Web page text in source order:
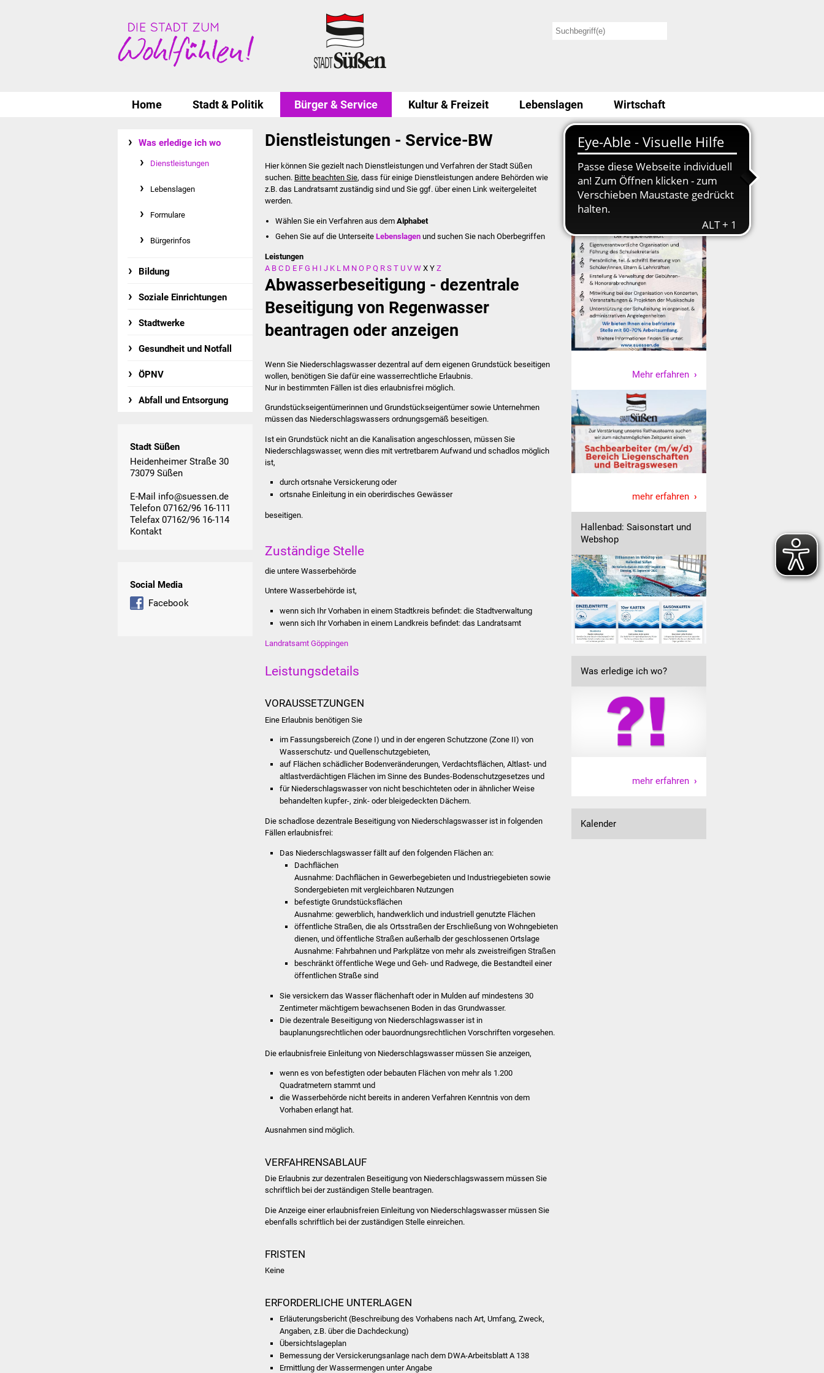
Home Stadt & Politik Bürger & Service Kultur & Freizeit Lebenslagen Wirtschaft
Was erledige ich wo
Dienstleistungen
Lebenslagen
Formulare
Bürgerinfos
Bildung
Soziale Einrichtungen
Stadtwerke
Gesundheit und Notfall
ÖPNV
Abfall und Entsorgung
Stadt Süßen
Heidenheimer Straße 30
73079 Süßen
E-Mail info@suessen.de
Telefon 07162/96 16-111
Telefax 07162/96 16-114
Kontakt
Social Media
Facebook
Dienstleistungen - Service-BW
Hier können Sie gezielt nach Dienstleistungen und Verfahren der Stadt Süßen
suchen. Bitte beachten Sie, dass für einige Dienstleistungen andere Behörden wie
z.B. das Landratsamt zuständig sind und Sie ggf. über einen Link weitergeleitet
werden.
Wählen Sie ein Verfahren aus dem Alphabet
Gehen Sie auf die UnterseiteLebenslagen und suchen Sie nach Oberbegriffen
Leistungen
A B C D E F G H I J K L M N O P Q R S T U V W X Y Z
Abwasserbeseitigung - dezentrale
Beseitigung von Regenwasser
beantragen oder anzeigen
Wenn Sie Niederschlagswasser dezentral auf dem eigenen Grundstück beseitigen
wollen, benötigen Sie dafür eine wasserrechtliche Erlaubnis.
Nur in bestimmten Fällen ist dies erlaubnisfrei möglich.
Grundstückseigentümerinnen und Grundstückseigentümer sowie Unternehmen
müssen das Niederschlagswassers ordnungsgemäß beseitigen.
Ist ein Grundstück nicht an die Kanalisation angeschlossen, müssen Sie
Niederschlagswasser, wenn dies mit vertretbarem Aufwand und schadlos möglich
ist,
durch ortsnahe Versickerung oder
ortsnahe Einleitung in ein oberirdisches Gewässer
beseitigen.
Zuständige Stelle
die untere Wasserbehörde
Untere Wasserbehörde ist,
wenn sich Ihr Vorhaben in einem Stadtkreis befindet: die Stadtverwaltung
wenn sich Ihr Vorhaben in einem Landkreis befindet: das Landratsamt
Landratsamt Göppingen
Leistungsdetails
VORAUSSETZUNGEN
Eine Erlaubnis benötigen Sie
im Fassungsbereich (Zone I) und in der engeren Schutzzone (Zone II) von
Wasserschutz- und Quellenschutzgebieten,
auf Flächen schädlicher Bodenveränderungen, Verdachtsflächen, Altlast- und
altlastverdächtigen Flächen im Sinne des Bundes-Bodenschutzgesetzes und
für Niederschlagswasser von nicht beschichteten oder in ähnlicher Weise
behandelten kupfer-, zink- oder bleigedeckten Dächern.
Die schadlose dezentrale Beseitigung von Niederschlagswasser ist in folgenden
Fällen erlaubnisfrei:
Das Niederschlagswasser fällt auf den folgenden Flächen an:
Dachflächen
Ausnahme: Dachflächen inGewerbegebieten und Industriegebieten sowie
Sondergebieten mit vergleichbaren Nutzungen
befestigte Grundstücksflächen
Ausnahme: gewerblich, handwerklich und industriell genutzte Flächen
öffentliche Straßen, die als Ortsstraßen der Erschließung von Wohngebieten
dienen, und öffentliche Straßen außerhalb der geschlossenen Ortslage
Ausnahme: Fahrbahnen und Parkplätze von mehr als zweistreifigen Straßen
beschränkt öffentliche Wege und Geh- und Radwege, die Bestandteil einer
öffentlichen Straße sind
Sie versickern das Wasser flächenhaft oder in Mulden auf mindestens 30
Zentimeter mächtigem bewachsenen Boden in das Grundwasser.
Die dezentrale Beseitigung von Niederschlagswasser ist in
bauplanungsrechtlichen oder bauordnungsrechtlichen Vorschriften vorgesehen.
Die erlaubnisfreie Einleitung von Niederschlagswasser müssen Sie anzeigen,
wenn es von befestigten oder bebauten Flächen von mehr als 1.200
Quadratmetern stammt und
die Wasserbehörde nicht bereits in anderen Verfahren Kenntnis von dem
Vorhaben erlangt hat.
Ausnahmen sind möglich.
VERFAHRENSABLAUF
Die Erlaubnis zur dezentralen Beseitigung von Niederschlagswassern müssen Sie
schriftlich bei der zuständigen Stelle beantragen.
Die Anzeige einer erlaubnisfreien Einleitung von Niederschlagswasser müssen Sie
ebenfalls schriftlich bei der zuständigen Stelle einreichen.
FRISTEN
Keine
ERFORDERLICHE UNTERLAGEN
Erläuterungsbericht (Beschreibung des Vorhabens nach Art, Umfang, Zweck,
Angaben, z.B. über die Dachdeckung)
Übersichtslageplan
Bemessung der Versickerungsanlage nach dem DWA-Arbeitsblatt A 138
Ermittlung der Wassermengen unter Angabe
Stellenausschreibung
Mehr erfahren
mehr erfahren
Hallenbad: Saisonstart und
Webshop
Was erledige ich wo?
mehr erfahren
Kalender